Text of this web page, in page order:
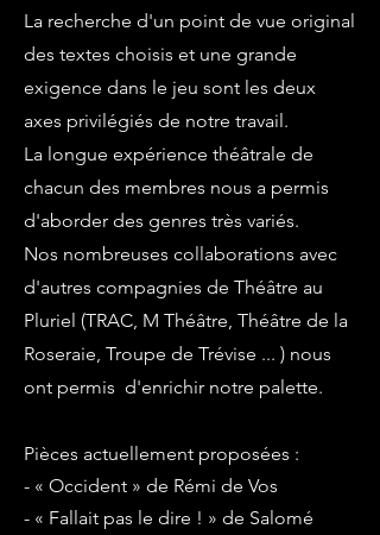
La recherche d'un point de vue original
des textes choisis et une grande
exigence dans le jeu sont les deux
axes privilégiés de notre travail.
La longue expérience théâtrale de
chacun des membres nous a permis
d'aborder des genres très variés.
Nos nombreuses collaborations avec
d'autres compagnies de Théâtre au
Pluriel (TRAC, M Théâtre, Théâtre de la
Roseraie, Troupe de Trévise ... ) nous
ont permis d'enrichir notre palette.
Pièces actuellement proposées :
- « Occident » de Rémi de Vos
- « Fallait pas le dire ! » de Salomé